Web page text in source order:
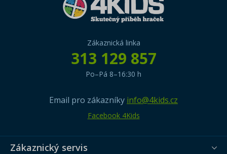
Zákaznická linka
313 129 857
Po–Pá 8–16:30 h
Email pro zákazníky info@4kids.cz
Facebook 4Kids
Zákaznický servis